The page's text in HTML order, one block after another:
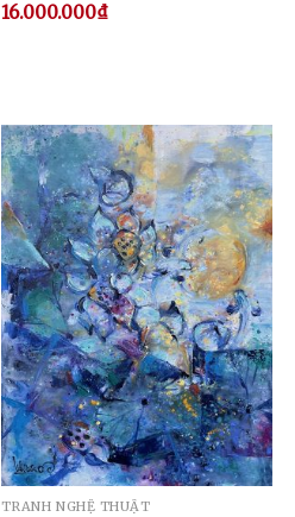
16.000.000₫
TRANH NGHỆ THUẬT